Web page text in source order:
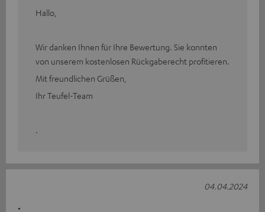
Hallo,
Wir danken Ihnen für Ihre Bewertung. Sie konnten
von unserem kostenlosen Rückgaberecht profitieren.
Mit freundlichen Grüßen,
Ihr Teufel-Team
.
.
04.04.2024